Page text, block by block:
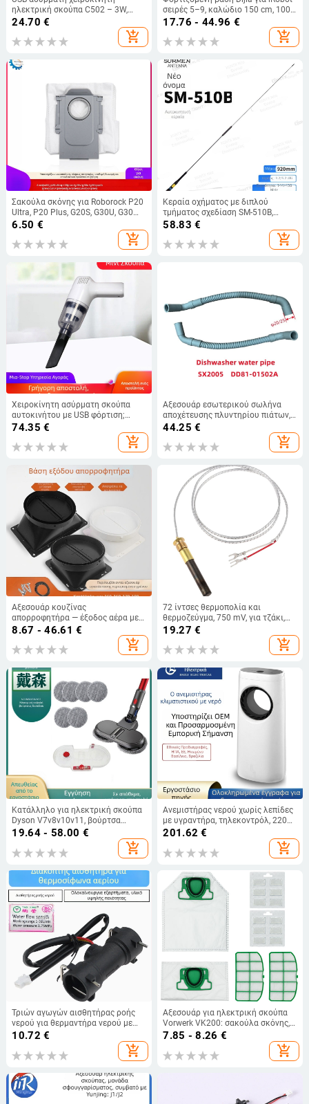
ηλεκτρική σκούπα C502 – 3W,
ενσωματωμένη μπαταρία 1001–
1600 mAh, αυτονομία 1–3 ώρες,
θόρυβος 36–45 dB
24.70 €
add_shopping_cart
σειρές 5–9, καλώδιο 150 cm, 100–
240 V, 33 W, βάση με δύο οπές
17.76 - 44.96 €
add_shopping_cart
Σακούλα σκόνης για Roborock P20
Ultra, P20 Plus, G20S, G30U, G30
Space και Qrevo Curv - συμβατό
εξάρτημα οικιακής χρήσης, 101-
150 m²
6.50 €
add_shopping_cart
Κεραία οχήματος με διπλού
τμήματος σχεδίαση SM-510B,
υψηλό κέρδος 3.2/5.2 dBi, ισχύς
58.83 €
add_shopping_cart
Χειροκίνητη ασύρματη σκούπα
αυτοκινήτου με USB φόρτιση;
αναρροφητικότητα 10,1–15 kPa;
ενσωματωμένη μπαταρία 501–800
mAh; χρόνος λειτουργίας 1–3
74.35 €
add_shopping_cart
Αξεσουάρ εσωτερικού σωλήνα
αποχέτευσης πλυντηρίου πιάτων,
DD81-01502A, μήκος 40 εκ
44.25 €
add_shopping_cart
Αξεσουάρ κουζίνας
απορροφητήρα — έξοδος αέρα με
ενισχυμένη βαλβίδα ελέγχου,
χειροκίνητη εγκατάσταση, μοντέλο
Αεραγωγός εξόδου, κωδικός YCF
8.67 - 46.61 €
add_shopping_cart
72 ίντσες θερμοπολία και
θερμοζεύγμα, 750 mV, για τζάκι,
αεριοθερμαντήρα νερού και
19.27 €
add_shopping_cart
Κατάλληλο για ηλεκτρική σκούπα
Dyson V7v8v10v11, βούρτσα
δαπέδου, πανί, δεξαμενή νερού,
αναρρόφηση και σφουγγάρισμα,
ενσωματωμένα αξεσουάρ
19.64 - 58.00 €
add_shopping_cart
Ανεμιστήρας νερού χωρίς λεπίδες
με υγραντήρα, τηλεκοντρόλ, 220V,
70W, δεξαμενή νερού 4,1–6 L,
χρονοδιακόπτης 2–8 h, φυσικός/
ύπνος/κανονικός άνεμος, τρίτη
201.62 €
add_shopping_cart
Τριών αγωγών αισθητήρας ροής
νερού για θερμαντήρα νερού με
σταθερή θερμοκρασία, διακόπτης
ροής και διακόπτης σήματος
10.72 €
add_shopping_cart
Αξεσουάρ για ηλεκτρική σκούπα
Vorwerk VK200: σακούλα σκόνης,
φίλτρο με πλέγμα, εμπρόσθιο
φίλτρο και δισκίο αρώματος
7.85 - 8.26 €
add_shopping_cart